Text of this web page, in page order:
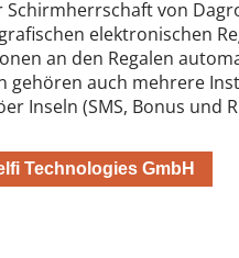
von
elektronischen
an den Regalen
gehören auch mehrere
Inseln (SMS, Bonus und
Technologies GmbH